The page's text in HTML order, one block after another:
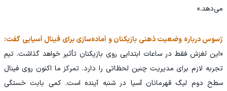
می‌دهد.»
ژسوس درباره وضعیت ذهنی بازیکنان و آماده‌سازی برای فینال آسیایی گفت:
«این لغزش فقط در ساعات ابتدایی روی بازیکنان تأثیر خواهد گذاشت. تیم
تجربه لازم برای مدیریت چنین لحظاتی را دارد. تمرکز ما اکنون روی فینال
سطح دوم لیگ قهرمانان آسیا در شنبه آینده است. کمی بابت خستگی